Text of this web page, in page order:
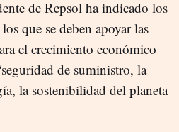
de Repsol ha indicado los
que se deben apoyar las
el crecimiento económico
de suministro, la
la sostenibilidad del planeta